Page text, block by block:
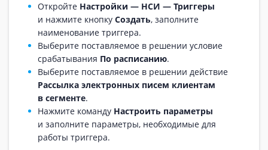
Откройте Настройки — НСИ — Триггеры
и нажмите кнопку Создать, заполните
наименование триггера.
Выберите поставляемое в решении условие
срабатывания По расписанию.
Выберите поставляемое в решении действие
Рассылка электронных писем клиентам
в сегменте.
Нажмите команду Настроить параметры
и заполните параметры, необходимые для
работы триггера.